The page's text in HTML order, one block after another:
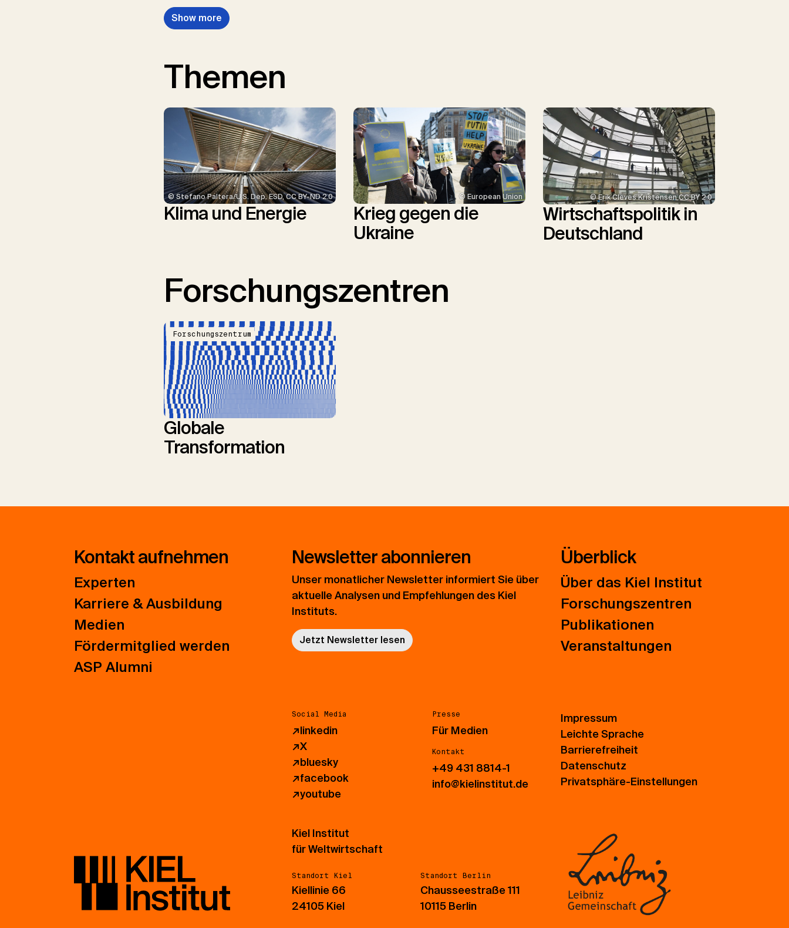
Show more
Themen
© Stefano Paltera/U.S. Dep. ESD, CC BY-ND 2.0
Klima und Energie
© European Union
Krieg gegen die
Ukraine
© Erik Cleves Kristensen CC BY 2.0
Wirtschaftspolitik in
Deutschland
Forschungszentren
Forschungszentrum
Globale
Transformation
Kontakt aufnehmen
Experten
Karriere & Ausbildung
Medien
Fördermitglied werden
ASP Alumni
Newsletter abonnieren
Unser monatlicher Newsletter informiert Sie über
aktuelle Analysen und Empfehlungen des Kiel
Instituts.
Jetzt Newsletter lesen
Überblick
Über das Kiel Institut
Forschungszentren
Publikationen
Veranstaltungen
Social Media
↗linkedin
↗X
↗bluesky
↗facebook
↗youtube
Presse
Für Medien
Kontakt
+49 431 8814-1
info@kielinstitut.de
Impressum
Leichte Sprache
Barrierefreiheit
Datenschutz
Privatsphäre-Einstellungen
Kiel Institut
für Weltwirtschaft
Standort Kiel
Kiellinie 66
24105 Kiel
Standort Berlin
Chausseestraße 111
10115 Berlin